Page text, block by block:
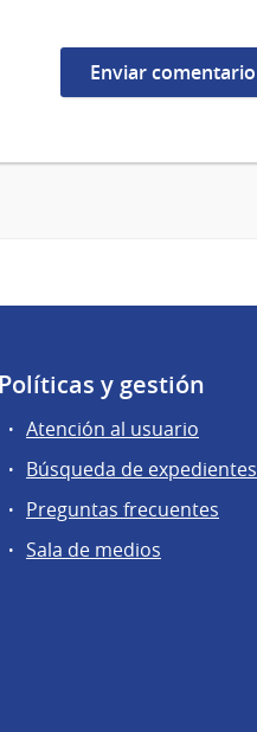
Políticas y gestión
Atención al usuario
Búsqueda de expedientes
Preguntas frecuentes
Sala de medios